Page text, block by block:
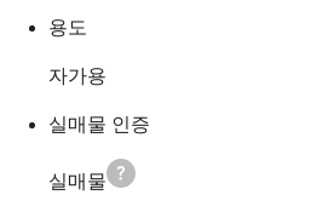
용도
자가용
실매물 인증
실매물